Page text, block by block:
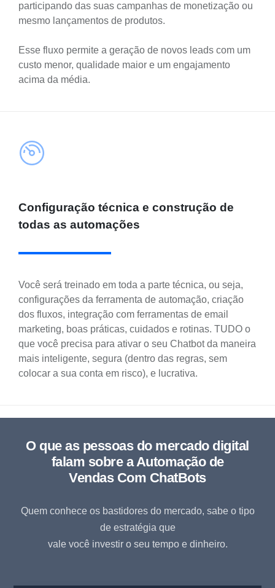
participando das suas campanhas de monetização ou
mesmo lançamentos de produtos.
Esse fluxo permite a geração de novos leads com um
custo menor, qualidade maior e um engajamento
acima da média.
Configuração técnica e construção de
todas as automações
Você será treinado em toda a parte técnica, ou seja,
configurações da ferramenta de automação, criação
dos fluxos, integração com ferramentas de email
marketing, boas práticas, cuidados e rotinas. TUDO o
que você precisa para ativar o seu Chatbot da maneira
mais inteligente, segura (dentro das regras, sem
colocar a sua conta em risco), e lucrativa.
O que as pessoas do mercado digital
falam sobre a Automação de
Vendas Com ChatBots
Quem conhece os bastidores do mercado, sabe o tipo
de estratégia que
vale você investir o seu tempo e dinheiro.